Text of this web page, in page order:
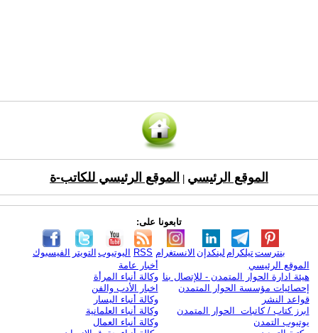
الموقع الرئيسي الموقع الرئيسي للكاتب-ة
تابعونا على:
الفيسبوك التويتر اليوتيوب RSS الانستغرام لينكدإن تيلكرامبنترست
الموقع الرئيسي
هيئة ادارة الحوار المتمدن - للإتصال بنا
إحصائيات مؤسسة الحوار المتمدن
قواعد النشر
ابرز كتاب / كاتبات الحوار المتمدن
يوتيوب التمدن
أخبار عامة
وكالة أنباء المرأة
اخبار الأدب والفن
وكالة أنباء اليسار
وكالة أنباء العلمانية
وكالة أنباء العمال